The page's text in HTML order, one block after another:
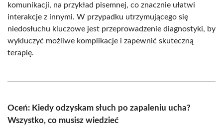
komunikacji, na przykład pisemnej, co znacznie ułatwi
interakcje z innymi. W przypadku utrzymującego się
niedosłuchu kluczowe jest przeprowadzenie diagnostyki, by
wykluczyć możliwe komplikacje i zapewnić skuteczną
terapię.
Oceń: Kiedy odzyskam słuch po zapaleniu ucha?
Wszystko, co musisz wiedzieć